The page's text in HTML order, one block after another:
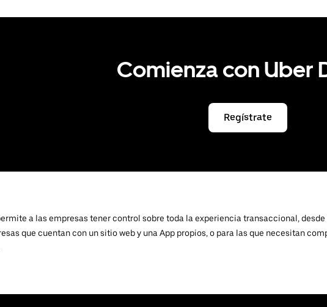
Comienza con Uber
Regístrate
a las empresas tener control sobre toda la experiencia transaccional,
que cuentan con un sitio web y una App propios, o para las que necesitan